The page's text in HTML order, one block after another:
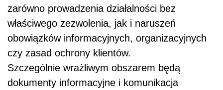
zarówno prowadzenia działalności bez
właściwego zezwolenia, jak i naruszeń
obowiązków informacyjnych, organizacyjnych
czy zasad ochrony klientów.
Szczególnie wrażliwym obszarem będą
dokumenty informacyjne i komunikacja